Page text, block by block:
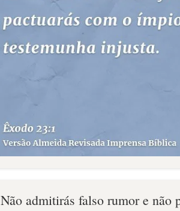
Não admitirás falso rumor e não